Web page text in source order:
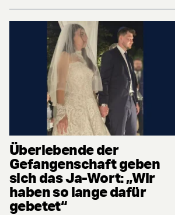
Überlebende der
Gefangenschaft geben
sich das Ja-Wort: „Wir
haben so lange dafür
gebetet“